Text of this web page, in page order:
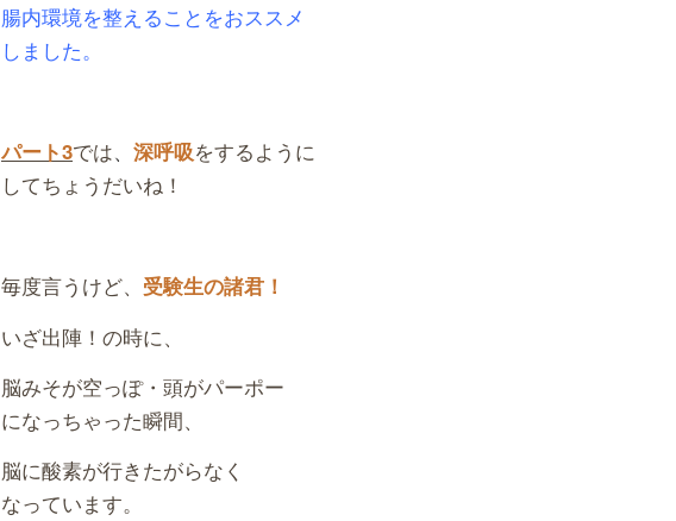
腸内環境を整えることをおススメ
しました。
パート3では、 深呼吸をするように
してちょうだいね！
毎度言うけど、 受験生の諸君！
いざ出陣！の時に、
脳みそが空っぽ・頭がパーポー
になっちゃった瞬間、
脳に酸素が行きたがらなく
なっています。